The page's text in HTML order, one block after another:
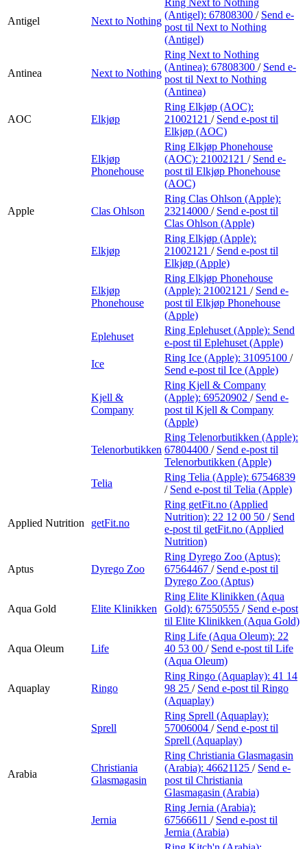
Antigel Next to Nothing
(Antigel): 67808300 / Send e-
post til Next to Nothing
(Antigel)
Antinea Next to Nothing
Ring Next to Nothing
(Antinea): 67808300 / Send e-
post til Next to Nothing
(Antinea)
AOC Elkjøp
Ring Elkjøp (AOC):
21002121 / Send e-post til
Elkjøp (AOC)
Elkjøp
Phonehouse
Ring Elkjøp Phonehouse
(AOC): 21002121 / Send e-
post til Elkjøp Phonehouse
(AOC)
Apple Clas Ohlson
Ring Clas Ohlson (Apple):
23214000 / Send e-post til
Clas Ohlson (Apple)
Elkjøp
Ring Elkjøp (Apple):
21002121 / Send e-post til
Elkjøp (Apple)
Elkjøp
Phonehouse
Ring Elkjøp Phonehouse
(Apple): 21002121 / Send e-
post til Elkjøp Phonehouse
(Apple)
Eplehuset
Ring Eplehuset (Apple): Send
e-post til Eplehuset (Apple)
Ice
Ring Ice (Apple): 31095100 /
Send e-post til Ice (Apple)
Kjell &
Company
Ring Kjell & Company
(Apple): 69520902 / Send e-
post til Kjell & Company
(Apple)
Telenorbutikken
Ring Telenorbutikken (Apple):
67804400 / Send e-post til
Telenorbutikken (Apple)
Telia
Ring Telia (Apple): 67546839
/ Send e-post til Telia (Apple)
Applied Nutrition getFit.no
Ring getFit.no (Applied
Nutrition): 22 12 00 50 / Send
e-post til getFit.no (Applied
Nutrition)
Aptus Dyrego Zoo
Ring Dyrego Zoo (Aptus):
67564467 / Send e-post til
Dyrego Zoo (Aptus)
Aqua Gold Elite Klinikken
Ring Elite Klinikken (Aqua
Gold): 67550555 / Send e-post
til Elite Klinikken (Aqua Gold)
Aqua Oleum Life
Ring Life (Aqua Oleum): 22
40 53 00 / Send e-post til Life
(Aqua Oleum)
Aquaplay Ringo
Ring Ringo (Aquaplay): 41 14
98 25 / Send e-post til Ringo
(Aquaplay)
Sprell
Ring Sprell (Aquaplay):
57006004 / Send e-post til
Sprell (Aquaplay)
Arabia
Christiania
Glasmagasin
Ring Christiania Glasmagasin
(Arabia): 46621125 / Send e-
post til Christiania
Glasmagasin (Arabia)
Jernia
Ring Jernia (Arabia):
67566611 / Send e-post til
Jernia (Arabia)